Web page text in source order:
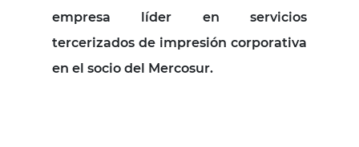
empresa líder en servicios
tercerizados de impresión corporativa
en el socio del Mercosur.